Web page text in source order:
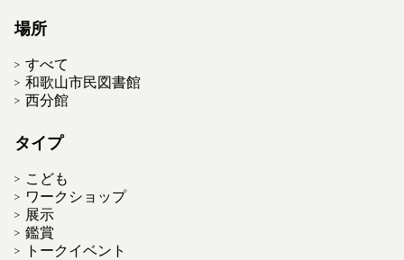
場所
すべて
和歌山市民図書館
西分館
タイプ
こども
ワークショップ
展示
鑑賞
トークイベント